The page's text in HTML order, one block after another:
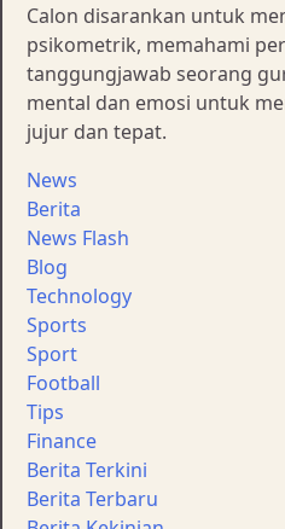
Calon disarankan untuk
psikometrik, memahami
tanggungjawab seorang
mental dan emosi untuk
jujur dan tepat.
News
Berita
News Flash
Blog
Technology
Sports
Sport
Football
Tips
Finance
Berita Terkini
Berita Terbaru